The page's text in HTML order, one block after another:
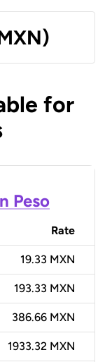
for
Peso
Rate
19.33 MXN
193.33 MXN
386.66 MXN
1933.32 MXN